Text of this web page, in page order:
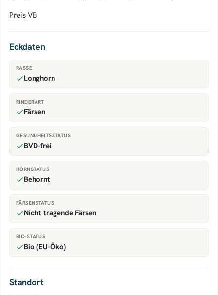
Preis VB
Eckdaten
RASSE
Longhorn
RINDERART
Färsen
GESUNDHEITSSTATUS
BVD-frei
HORNSTATUS
Behornt
FÄRSENSTATUS
Nicht tragende Färsen
BIO-STATUS
Bio (EU-Öko)
Standort